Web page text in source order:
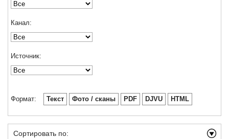
Канал:
Источник:
Формат: Текст Фото / сканы PDF DJVU HTML
Сортировать по: